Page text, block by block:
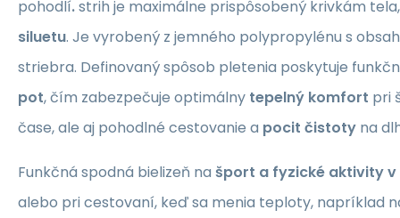
pohodlí.strih je maximálne prispôsobený krivkám
siluetu. Je vyrobený z jemného polypropylénu s
striebra. Definovaný spôsob pletenia poskytuje
pot, čím zabezpečuje optimálny tepelný komfort pri
čase, ale aj pohodlné cestovanie a pocit čistoty na
Funkčná spodná bielizeň na šport a fyzické aktivity v
alebo pri cestovaní, keď sa menia teploty, napríklad